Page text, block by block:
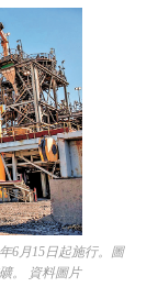
6月15日起施行。圖
。 資料圖片